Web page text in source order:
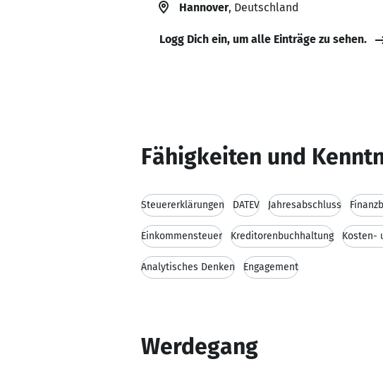
Hannover, Deutschland
Logg Dich ein, um alle Einträge zu sehen.
Fähigkeiten und
Steuererklärungen DATEV Jahresabschluss
Einkommensteuer Kreditorenbuchhaltung Kosten-
Analytisches Denken Engagement
Werdegang